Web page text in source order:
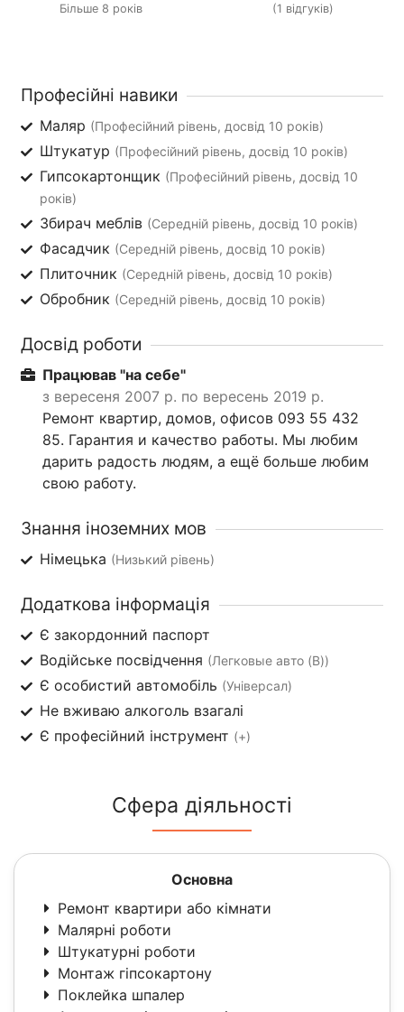
Більше 8 років (1 відгуків)
Професійні навики
Маляр (Професійний рівень, досвід 10 років)
Штукатур (Професійний рівень, досвід 10 років)
Гипсокартонщик (Професійний рівень, досвід 10
років)
Збирач меблів (Середній рівень, досвід 10 років)
Фасадчик (Середній рівень, досвід 10 років)
Плиточник (Середній рівень, досвід 10 років)
Обробник (Середній рівень, досвід 10 років)
Досвід роботи
Працював "на себе"
з вересеня 2007 р. по вересень 2019 р.
Ремонт квартир, домов, офисов 093 55 432
85. Гарантия и качество работы. Мы любим
дарить радость людям, а ещё больше любим
свою работу.
Знання іноземних мов
Німецька (Низький рівень)
Додаткова інформація
Є закордонний паспорт
Водійське посвідчення (Легковые авто (B))
Є особистий автомобіль (Універсал)
Не вживаю алкоголь взагалі
Є професійний інструмент (+)
Сфера діяльності
Основна
Ремонт квартири або кімнати
Малярні роботи
Штукатурні роботи
Монтаж гіпсокартону
Поклейка шпалер